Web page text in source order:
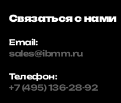
Связаться с нами
Email:
sales@ibmm.ru
Телефон:
+7 (495) 136-28-92